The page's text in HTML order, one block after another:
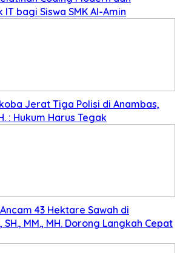
bagi Siswa SMK Al-Amin
Jerat Tiga Polisi di Anambas,
: Hukum Harus Tegak
43 Hektare Sawah di
MM., MH. Dorong Langkah Cepat